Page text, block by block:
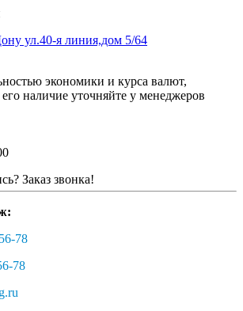
ул.40-я линия,дом 5/64
экономики и курса валют,
наличие уточняйте у менеджеров
Заказ звонка!
78
78